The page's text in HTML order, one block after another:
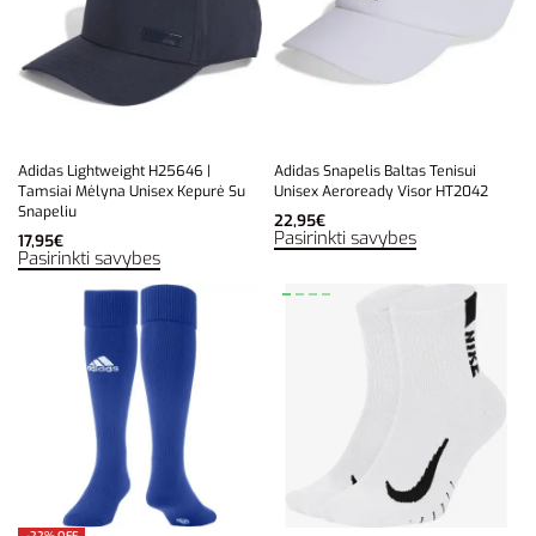
Adidas Lightweight H25646 |
Tamsiai Mėlyna Unisex Kepurė Su
Snapeliu
17,95€
Pasirinkti savybes
Adidas Snapelis Baltas Tenisui
Unisex Aeroready Visor HT2042
22,95€
Pasirinkti savybes